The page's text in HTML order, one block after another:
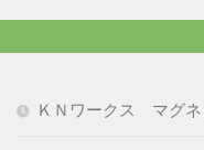
ＫＮワークス マグ